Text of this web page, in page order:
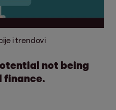
i trendovi
not being
finance.